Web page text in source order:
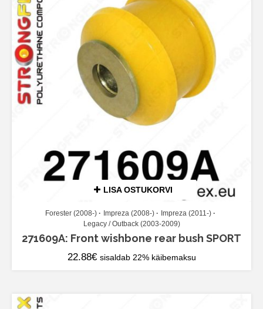
LISA OSTUKORVI
Forester (2008-) Impreza (2008-)
Impreza (2011-)
Legacy / Outback (2003-2009)
271609A: Front wishbone rear bush SPORT
22.88€ sisaldab 22% käibemaksu